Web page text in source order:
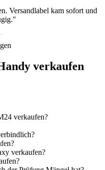
Versandlabel kam sofort und
verkaufen
verkaufen?
verkaufen?